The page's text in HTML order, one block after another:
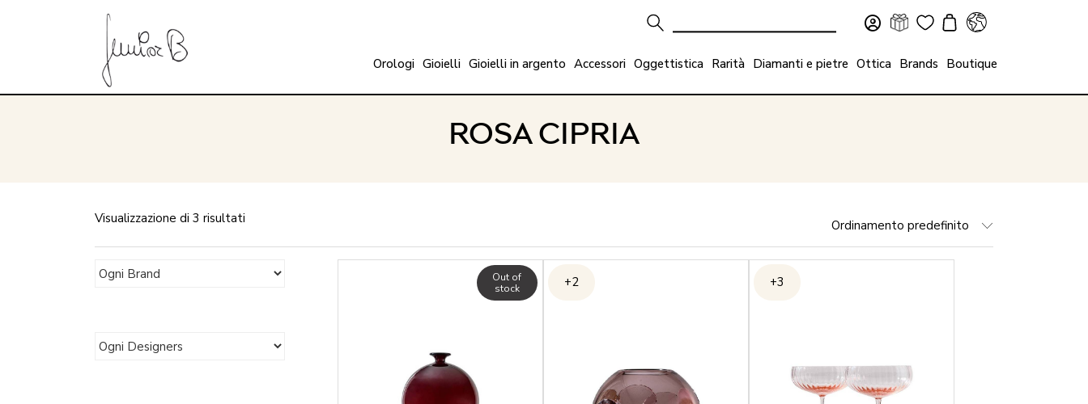
Orologi Gioielli Gioielli in argento Accessori Oggettistica Rarità Diamanti e pietre Ottica Brands Boutique
ROSA CIPRIA
Visualizzazione di 3 risultati Ordinamento predefinito
Out of
stock
+2 +3